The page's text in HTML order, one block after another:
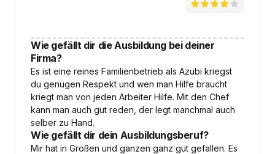
Wie gefällt dir die Ausbildung bei deiner
Firma?
Es ist eine reines Familienbetrieb als Azubi kriegst
du genügen Respekt und wen man Hilfe braucht
kriegt man von jeden Arbeiter Hilfe. Mit den Chef
kann man auch gut reden, der legt manchmal auch
selber zu Hand.
Wie gefällt dir dein Ausbildungsberuf?
Mir hat in Großen und ganzen ganz gut gefallen. Es